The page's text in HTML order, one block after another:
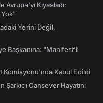
Kıyasladı:
Yok"
Yerini Değil,
Başkanına: "Manifest’i
Komisyonu'nda Kabul Edildi
Cansever Hayatını